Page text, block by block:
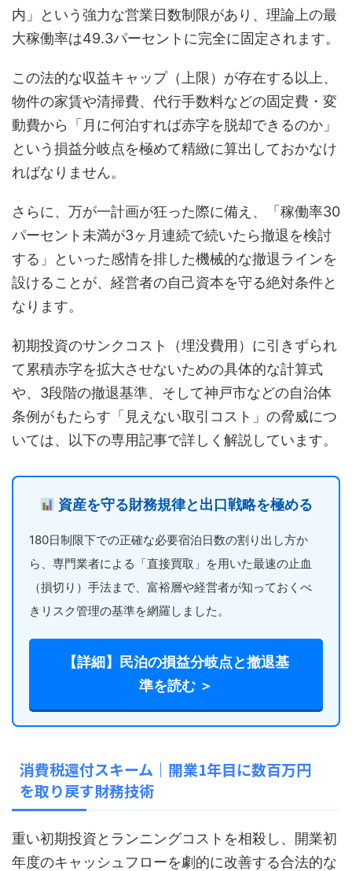
内」という強力な営業日数制限があり、理論上の最
大稼働率は49.3パーセントに完全に固定されます。
この法的な収益キャップ（上限）が存在する以上、
物件の家賃や清掃費、代行手数料などの固定費・変
動費から「月に何泊すれば赤字を脱却できるのか」
という損益分岐点を極めて精緻に算出しておかなけ
ればなりません。
さらに、万が一計画が狂った際に備え、「稼働率30
パーセント未満が3ヶ月連続で続いたら撤退を検討
する」といった感情を排した機械的な撤退ラインを
設けることが、経営者の自己資本を守る絶対条件と
なります。
初期投資のサンクコスト（埋没費用）に引きずられ
て累積赤字を拡大させないための具体的な計算式
や、3段階の撤退基準、そして神戸市などの自治体
条例がもたらす「見えない取引コスト」の脅威につ
いては、以下の専用記事で詳しく解説しています。
資産を守る財務規律と出口戦略を極める
180日制限下での正確な必要宿泊日数の割り出し方か
ら、専門業者による「直接買取」を用いた最速の止血
（損切り）手法まで、富裕層や経営者が知っておくべ
きリスク管理の基準を網羅しました。
【詳細】民泊の損益分岐点と撤退基
準を読む ＞
消費税還付スキーム｜開業1年目に数百万円
を取り戻す財務技術
重い初期投資とランニングコストを相殺し、開業初
年度のキャッシュフローを劇的に改善する合法的な